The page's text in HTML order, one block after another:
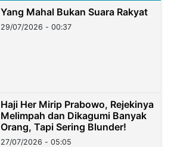
Yang Mahal Bukan Suara Rakyat
29/07/2026 - 00:37
Haji Her Mirip Prabowo, Rejekinya
Melimpah dan Dikagumi Banyak
Orang, Tapi Sering Blunder!
27/07/2026 - 05:05